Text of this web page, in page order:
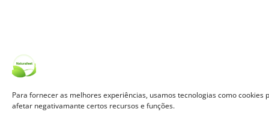
Para fornecer as melhores experiências, usamos tecnologias como
afetar negativamante certos recursos e funções.